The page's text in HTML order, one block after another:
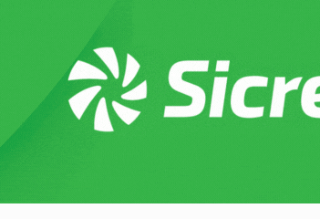
virou o meu jantar favorito
começar com pouco dinheiro e virar
continental e posição estratégica na
quem quer morar sozinho
de rã em florestas alagadas da Amazônia
como consultar o aparelho antes